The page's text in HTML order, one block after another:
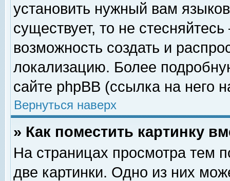
установить нужный вам
существует, то не
возможность создать и
локализацию. Более
сайте phpBB (ссылка на него
Вернуться наверх
» Как поместить картинку
На страницах просмотра тем
две картинки. Одно из них